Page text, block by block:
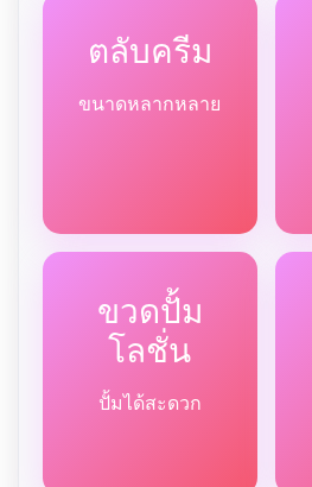
ตลับครีม
ขนาดหลากหลาย
ขวดปั้ม
โลชั่น
ปั้มได้สะดวก